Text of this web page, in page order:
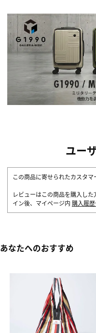
ユー
この商品に寄せられたカスタマ
レビューはこの商品を購入し
イン後、マイページ内 購入履
あなたへのおすすめ